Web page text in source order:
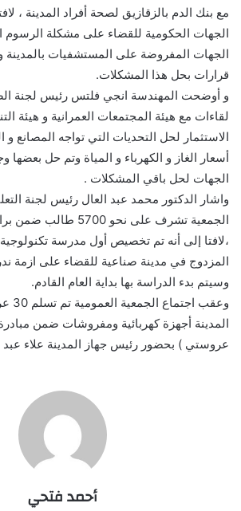
مع بنك الدم بالزقازيق لصحة أفراد المدينة ،
الجهات الحكومية للقضاء على مشكلة الرسوم
الجهات المفروضة على المستشفيات بالمدينة
قرارات بحل هذا المشكلات.
و أوضحت المهندسة انجي فلتس رئيس لجنة
لقاءات مع هيئة المجتمعات العمرانية و هيئة
الاستثمار لحل التحديات التي تواجه المصانع و
أسعار الغاز و الكهرباء و المياة وتم حل
الجهات لحل باقي المشكلات .
واشار الدكتور محمد عبد العال رئيس لجنة
الجمعية تشرف على نحو
،لافتا إلى أنه تم تخصيص أول مدرسة تكنولوجية
المزدوج في مدينة صناعية للقضاء على ازمة
وسيتم بدء الدراسة بها بداية العام القادم.
وعقب
المدينة أجهزة كهربائية ومفروشات ضمن
عروستي ) بحضور رئيس جهاز المدينة علاء عبد
أحمد فتحي